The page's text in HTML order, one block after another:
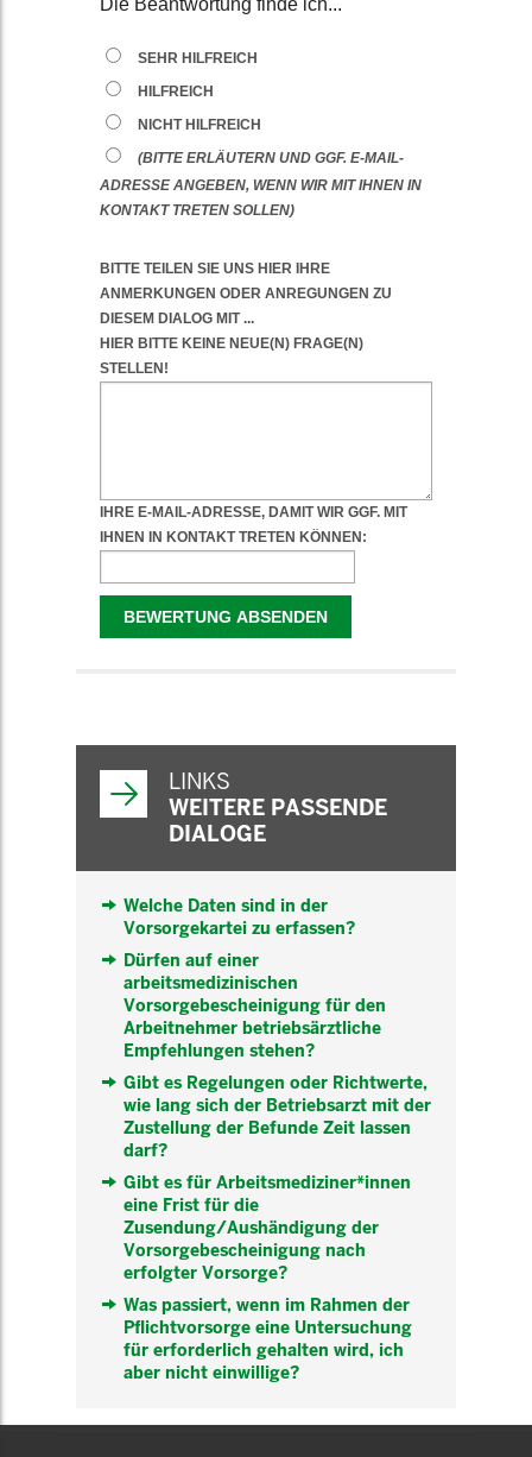
LINKS
WEITERE PASSENDE
DIALOGE
Welche Daten sind in der
Vorsorgekartei zu erfassen?
Dürfen auf einer
arbeitsmedizinischen
Vorsorgebescheinigung für den
Arbeitnehmer betriebsärztliche
Empfehlungen stehen?
Gibt es Regelungen oder Richtwerte,
wie lang sich der Betriebsarzt mit der
Zustellung der Befunde Zeit lassen
darf?
Gibt es für Arbeitsmediziner*innen
eine Frist für die
Zusendung/Aushändigung der
Vorsorgebescheinigung nach
erfolgter Vorsorge?
Was passiert, wenn im Rahmen der
Pflichtvorsorge eine Untersuchung
für erforderlich gehalten wird, ich
aber nicht einwillige?